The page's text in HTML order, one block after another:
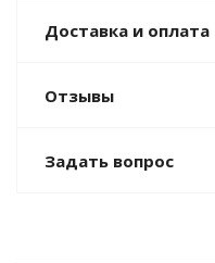
Доставка и оплата
Отзывы
Задать вопрос